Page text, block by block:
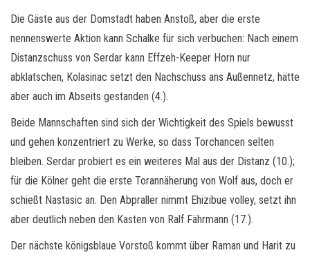
Die Gäste aus der Domstadt haben Anstoß, aber die erste
nennenswerte Aktion kann Schalke für sich verbuchen: Nach einem
Distanzschuss von Serdar kann Effzeh-Keeper Horn nur
abklatschen, Kolasinac setzt den Nachschuss ans Außennetz, hätte
aber auch im Abseits gestanden (4.).
Beide Mannschaften sind sich der Wichtigkeit des Spiels bewusst
und gehen konzentriert zu Werke, so dass Torchancen selten
bleiben. Serdar probiert es ein weiteres Mal aus der Distanz (10.);
für die Kölner geht die erste Torannäherung von Wolf aus, doch er
schießt Nastasic an. Den Abpraller nimmt Ehizibue volley, setzt ihn
aber deutlich neben den Kasten von Ralf Fährmann (17.).
Der nächste königsblaue Vorstoß kommt über Raman und Harit zu